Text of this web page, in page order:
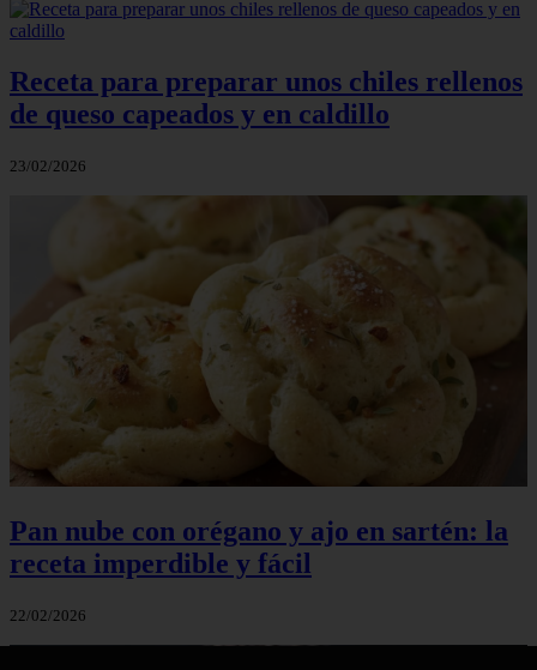
Receta para preparar unos chiles rellenos
de queso capeados y en caldillo
23/02/2026
Pan nube con orégano y ajo en sartén: la
receta imperdible y fácil
22/02/2026